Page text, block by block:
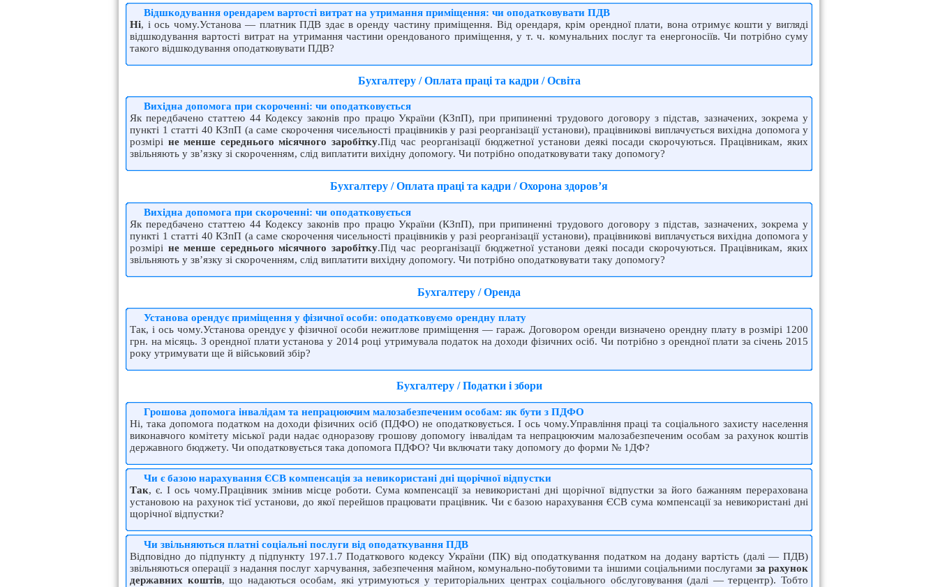
Відшкодування орендарем вартості витрат на утримання приміщення: чи оподатковувати ПДВ
Ні, і ось чому.Установа — платник ПДВ здає в оренду частину приміщення. Від орендаря, крім орендної плати, вона отримує кошти у вигляді
відшкодування вартості витрат на утримання частини орендованого приміщення, у т. ч. комунальних послуг та енергоносіїв. Чи потрібно суму
такого відшкодування оподатковувати ПДВ?
Бухгалтеру / Оплата праці та кадри / Освіта
Вихідна допомога при скороченні: чи оподатковується
Як передбачено статтею 44 Кодексу законів про працю України (КЗпП), при припиненні трудового договору з підстав, зазначених, зокрема у
пункті 1 статті 40 КЗпП (а саме скорочення чисельності працівників у разі реорганізації установи), працівникові виплачується вихідна допомога у
розмірі не менше середнього місячного заробітку.Під час реорганізації бюджетної установи деякі посади скорочуються. Працівникам, яких
звільняють у зв’язку зі скороченням, слід виплатити вихідну допомогу. Чи потрібно оподатковувати таку допомогу?
Бухгалтеру / Оплата праці та кадри / Охорона здоров’я
Вихідна допомога при скороченні: чи оподатковується
Як передбачено статтею 44 Кодексу законів про працю України (КЗпП), при припиненні трудового договору з підстав, зазначених, зокрема у
пункті 1 статті 40 КЗпП (а саме скорочення чисельності працівників у разі реорганізації установи), працівникові виплачується вихідна допомога у
розмірі не менше середнього місячного заробітку.Під час реорганізації бюджетної установи деякі посади скорочуються. Працівникам, яких
звільняють у зв’язку зі скороченням, слід виплатити вихідну допомогу. Чи потрібно оподатковувати таку допомогу?
Бухгалтеру / Оренда
Установа орендує приміщення у фізичної особи: оподатковуємо орендну плату
Так, і ось чому.Установа орендує у фізичної особи нежитлове приміщення — гараж. Договором оренди визначено орендну плату в розмірі 1200
грн. на місяць. З орендної плати установа у 2014 році утримувала податок на доходи фізичних осіб. Чи потрібно з орендної плати за січень 2015
року утримувати ще й військовий збір?
Бухгалтеру / Податки і збори
Грошова допомога інвалідам та непрацюючим малозабезпеченим особам: як бути з ПДФО
Ні, така допомога податком на доходи фізичних осіб (ПДФО) не оподатковується. І ось чому.Управління праці та соціального захисту населення
виконавчого комітету міської ради надає одноразову грошову допомогу інвалідам та непрацюючим малозабезпеченим особам за рахунок коштів
державного бюджету. Чи оподатковується така допомога ПДФО? Чи включати таку допомогу до форми № 1ДФ?
Чи є базою нарахування ЄСВ компенсація за невикористані дні щорічної відпустки
Так, є. І ось чому.Працівник змінив місце роботи. Сума компенсації за невикористані дні щорічної відпустки за його бажанням перерахована
установою на рахунок тієї установи, до якої перейшов працювати працівник. Чи є базою нарахування ЄСВ сума компенсації за невикористані дні
щорічної відпустки?
Чи звільняються платні соціальні послуги від оподаткування ПДВ
Відповідно до підпункту д підпункту 197.1.7 Податкового кодексу України (ПК) від оподаткування податком на додану вартість (далі — ПДВ)
звільняються операції з надання послуг харчування, забезпечення майном, комунально-побутовими та іншими соціальними послугами за рахунок
державних коштів, що надаються особам, які утримуються у територіальних центрах соціального обслуговування (далі — терцентр). Тобто